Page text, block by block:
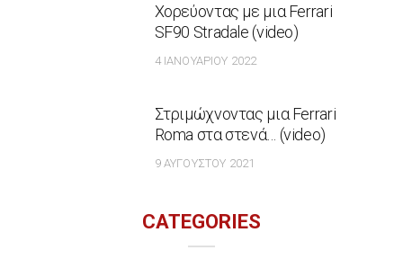
Χορεύοντας με μια Ferrari
SF90 Stradale (video)
4 ΙΑΝΟΥΑΡΊΟΥ 2022
Στριμώχνοντας μια Ferrari
Roma στα στενά… (video)
9 ΑΥΓΟΎΣΤΟΥ 2021
CATEGORIES